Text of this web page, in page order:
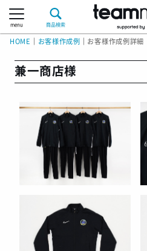
menu 商品検索
HOME お客様作成例 お客様作成例詳細
兼一商店様